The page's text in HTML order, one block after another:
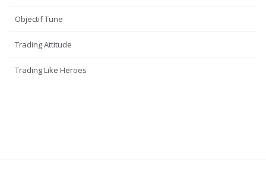
Objectif Tune
Trading Attitude
Trading Like Heroes